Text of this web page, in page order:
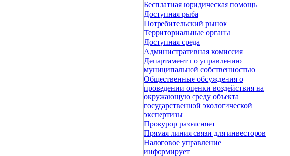
Бесплатная юридическая помощь
Доступная рыба
Потребительский рынок
Территориальные органы
Доступная среда
Административная комиссия
Департамент по управлению
муниципальной собственностью
Общественные обсуждения о
проведении оценки воздействия на
окружающую среду объекта
государственной экологической
экспертизы
Прокурор разъясняет
Прямая линия связи для инвесторов
Налоговое управление
информирует